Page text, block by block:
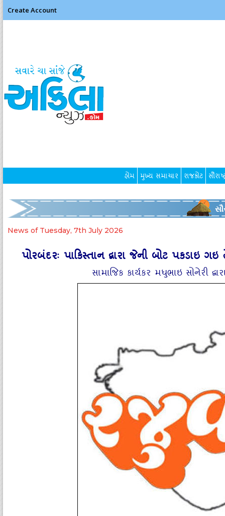
Create Account
હોમ મુખ્ય સમાચાર રાજકોટ
News of Tuesday, 7th July 2026
પોરબંદરઃ પાકિસ્‍તાન દ્વારા જેની બોટ પકડાઇ
સામાજિક કાર્યકર મધુભાઇ સોનેરી